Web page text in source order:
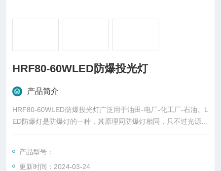
HRF80-60WLED防爆投光灯
产品简介
HRF80-60WLED防爆投光灯广泛用于油田-电厂-化工厂-石油。L
ED防爆灯是防爆灯的一种，其原理同防爆灯相同，只不过光源是
LED光源，是指为了防止点燃周围爆炸性混合物如爆炸性气体环
具。
产品型号：
更新时间：2024-03-24